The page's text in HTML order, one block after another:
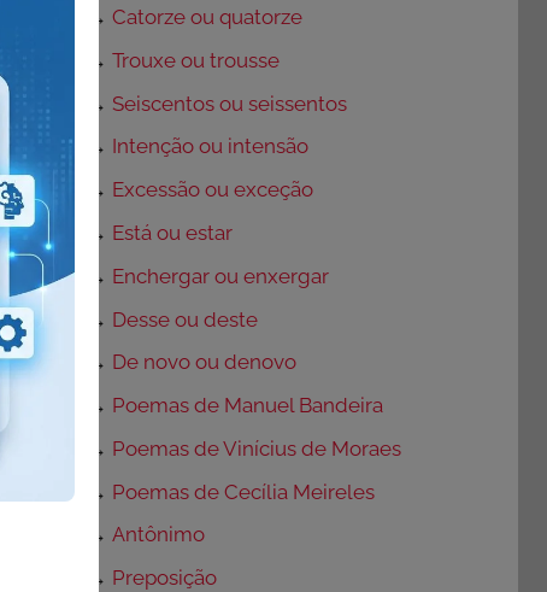
→Catorze ou quatorze
→Trouxe ou trousse
→ Seiscentos ou seissentos
→ Intenção ou intensão
→ Excessão ou exceção
→ Está ou estar
→ Enchergar ou enxergar
→ Desse ou deste
→ De novo ou denovo
→ Poemas de Manuel Bandeira
→ Poemas de Vinícius de Moraes
→ Poemas de Cecília Meireles
→Antônimo
→ Preposição